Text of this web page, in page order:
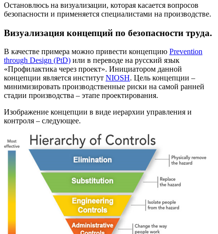
Остановлюсь на визуализации, которая касается вопросов
безопасности и применяется специалистами на производстве.
Визуализация концепций по безопасности труда.
В качестве примера можно привести концепцию Prevention
through Design (PtD) или в переводе на русский язык
«Профилактика через проект». Инициатором данной
концепции является институт NIOSH. Цель концепции –
минимизировать производственные риски на самой ранней
стадии производства – этапе проектирования.
Изображение концепции в виде иерархии управления и
контроля – следующее.